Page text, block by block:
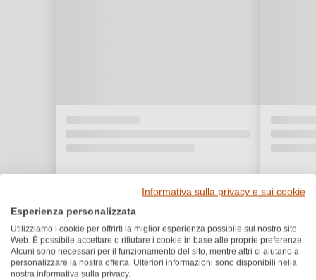
Informativa sulla privacy e sui cookie
Esperienza personalizzata
Utilizziamo i cookie per offrirti la miglior esperienza possibile sul nostro sito
Web. È possibile accettare o rifiutare i cookie in base alle proprie preferenze.
Alcuni sono necessari per il funzionamento del sito, mentre altri ci aiutano a
personalizzare la nostra offerta. Ulteriori informazioni sono disponibili nella
nostra informativa sulla privacy.